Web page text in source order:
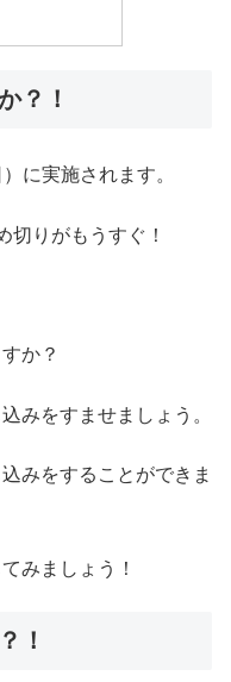
？！
に実施されます。
切りがもうすぐ！
か？
みをすませましょう。
みをすることができま
みましょう！
！